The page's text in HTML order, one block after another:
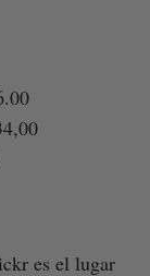
es el lugar